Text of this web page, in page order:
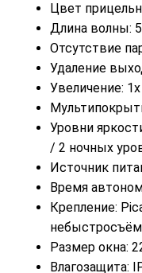
Цвет
Длина волны:
Отсутствие
Удаление
Увеличение: 1x
Уровни
/ 2 ночных
Источник
Время
Крепление:
Размер окна:
Влагозащита: